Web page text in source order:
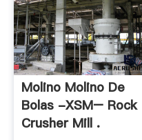
Molino Molino De
Bolas -XSM– Rock
Crusher Mill .